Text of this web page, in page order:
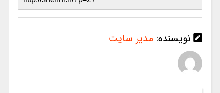
نویسنده: مدیر سایت